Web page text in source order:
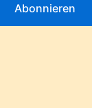
Abonnieren